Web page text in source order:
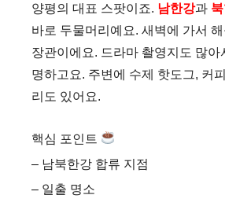
i
d
양평의 대표 스팟이죠. 남한강과
바로 두물머리예요. 새벽에 가서
장관이에요. 드라마 촬영지도 많아
명하고요. 주변에 수제 핫도그, 커
리도 있어요.
핵심 포인트
– 남북한강 합류 지점
– 일출 명소